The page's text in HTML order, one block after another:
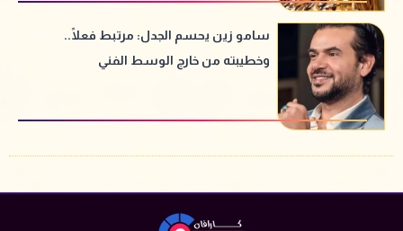
سامو زين يحسم الجدل: مرتبط فعلًا..
وخطيبته من خارج الوسط الفني